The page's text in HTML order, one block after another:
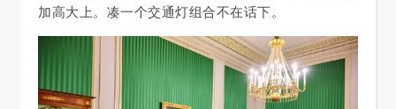
加高大上。凑一个交通灯组合不在话下。